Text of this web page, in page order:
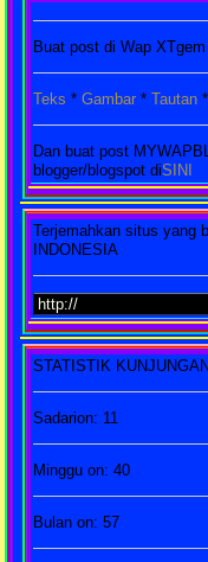
Buat post di Wap
Teks * Gambar * Tautan *
Dan buat post
blogger/blogspot diSINI
Terjemahkan situs yang
INDONESIA
STATISTIK
Sadarion: 11
Minggu on: 40
Bulan on: 57